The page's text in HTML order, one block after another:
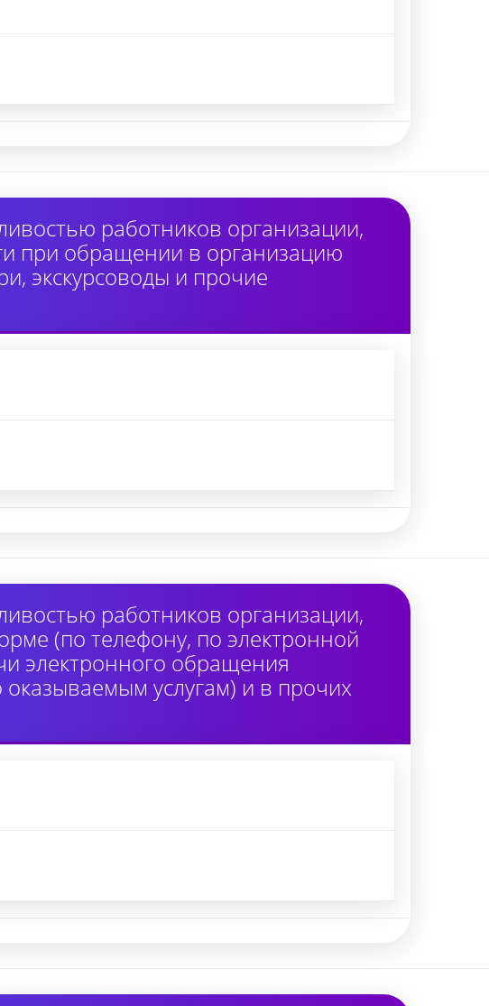
работников организации,
при обращении в организацию
экскурсоводы и прочие
работников организации,
(по телефону, по электронной
электронного обращения
услугам) и в прочих